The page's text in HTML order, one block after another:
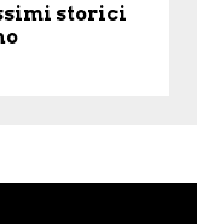
storici